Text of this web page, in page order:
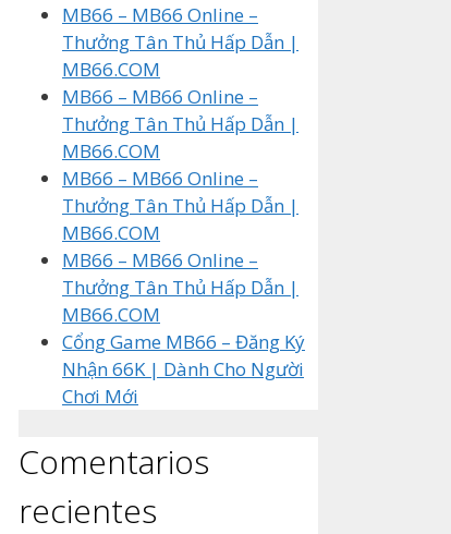
MB66 – MB66 Online –
Thưởng Tân Thủ Hấp Dẫn |
MB66.COM
MB66 – MB66 Online –
Thưởng Tân Thủ Hấp Dẫn |
MB66.COM
MB66 – MB66 Online –
Thưởng Tân Thủ Hấp Dẫn |
MB66.COM
MB66 – MB66 Online –
Thưởng Tân Thủ Hấp Dẫn |
MB66.COM
Cổng Game MB66 – Đăng Ký
Nhận 66K | Dành Cho Người
Chơi Mới
Comentarios
recientes